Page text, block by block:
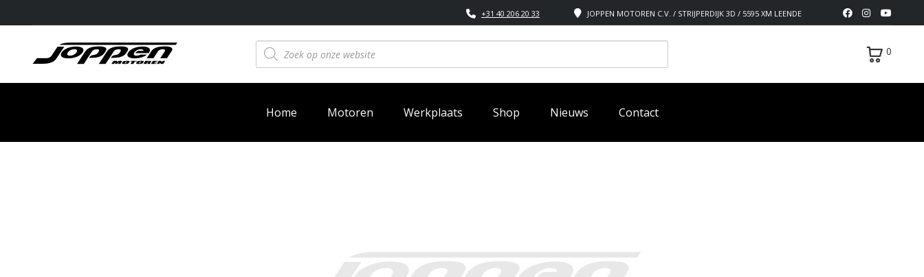
JOPPEN MOTOREN C.V. / STRIJPERDIJK 3D / 5595 XM LEENDE
+31 40 206 20 33
Producten
zoeken 0
Home Motoren Werkplaats Shop Nieuws Contact